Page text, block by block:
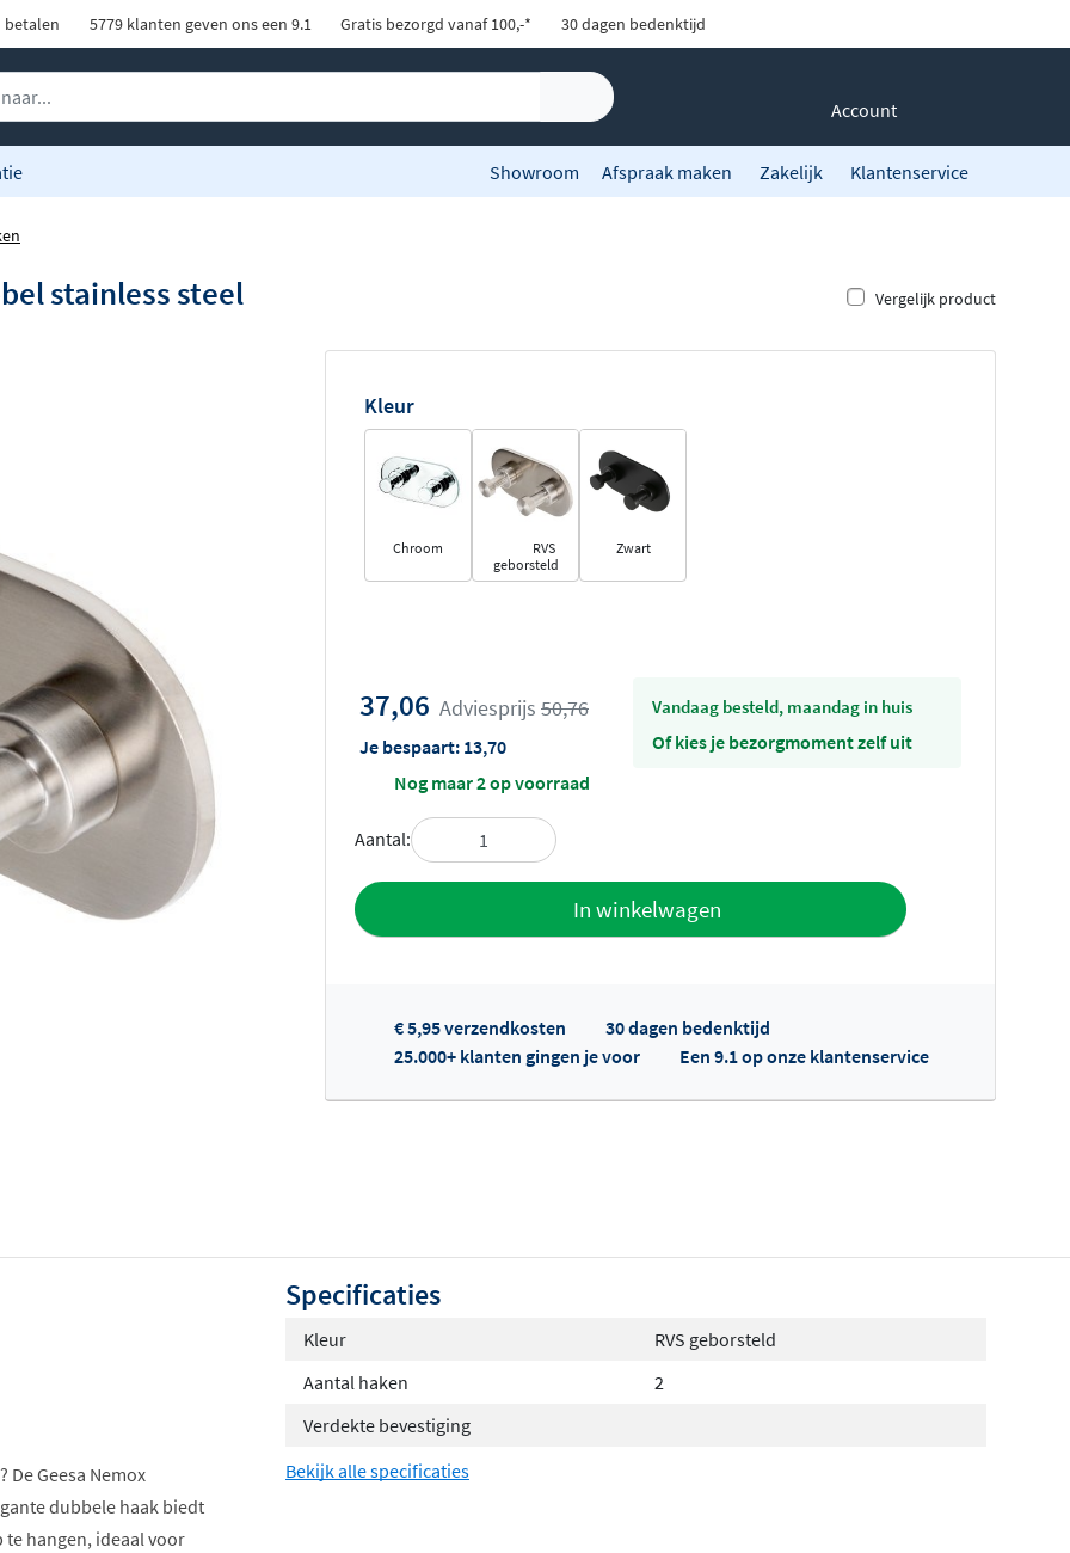
betalen 5779 klanten geven ons een 9.1 Gratis bezorgd vanaf 100,-* 30 dagen bedenktijd
Account
Showroom Afspraak maken Zakelijk Klantenservice
stainless steel Vergelijk product
Kleur
Chroom
RVS
geborsteld
Zwart
37,06 Adviesprijs 50,76
Je bespaart: 13,70
vandaag besteld, maandag in huis
Of kies je bezorgmoment zelf uit
Nog maar 2 op voorraad
Aantal:
In winkelwagen
Toevoegen aan offerte
€ 5,95 verzendkosten
30 dagen bedenktijd
25.000+ klanten gingen je voor
Een 9.1 op onze klantenservice
Geesa Nemox
dubbele haak biedt
te hangen, ideaal voor
Specificaties
Kleur
RVS geborsteld
Aantal haken
2
Verdekte bevestiging
Bekijk alle specificaties